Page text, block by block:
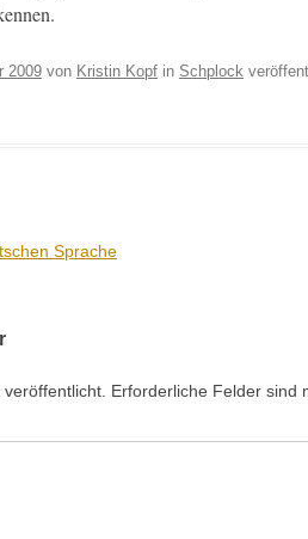
2009 von Kristin Kopf in Schplock
Sprache
Erforderliche Felder sind